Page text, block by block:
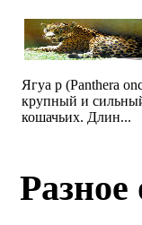
Ягуа р (Panthera
крупный и
кошачьих. Длин...